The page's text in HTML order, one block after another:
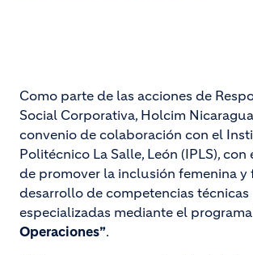
Como parte de las acciones de
Social Corporativa, Holcim
convenio de colaboración con el
Politécnico La Salle, León (IPLS),
de promover la inclusión femenina y
desarrollo de competencias técnicas
especializadas mediante el programa
Operaciones”.